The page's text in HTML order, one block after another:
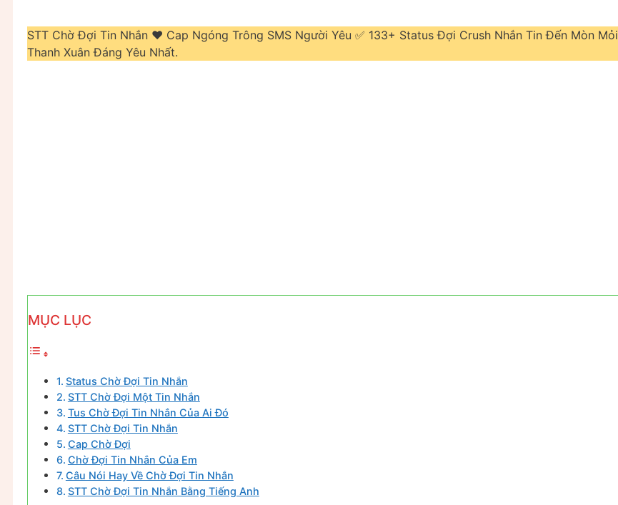
STT Chờ Đợi Tin Nhắn ❤️️ Cap Ngóng Trông SMS Người Yêu ✅ 133+ Status Đợi Crush Nhắn Tin Đến Mòn Mỏi
Thanh Xuân Đáng Yêu Nhất.
MỤC LỤC
Status Chờ Đợi Tin Nhắn
STT Chờ Đợi Một Tin Nhắn
Tus Chờ Đợi Tin Nhắn Của Ai Đó
STT Chờ Đợi Tin Nhắn
Cap Chờ Đợi
Chờ Đợi Tin Nhắn Của Em
Câu Nói Hay Về Chờ Đợi Tin Nhắn
STT Chờ Đợi Tin Nhắn Bằng Tiếng Anh